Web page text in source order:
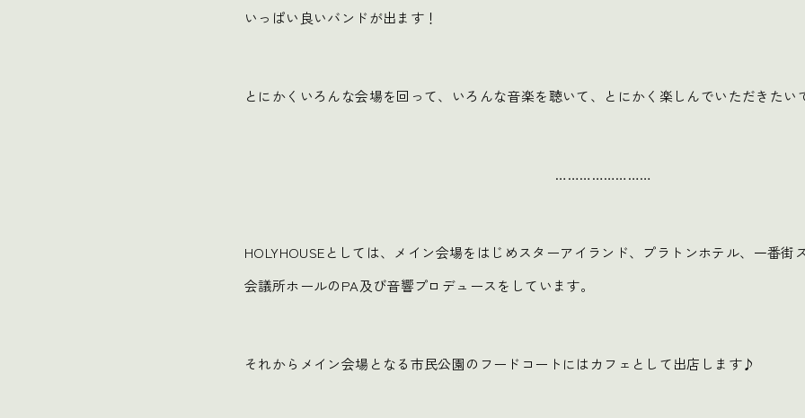
いっぱい良いバンドが出ます！
とにかくいろんな会場を回って、いろんな音楽を聴いて、とにかく楽しんでいただきたい
……………………
HOLYHOUSEとしては、メイン会場をはじめスターアイランド、プラトンホテル、一番街
会議所ホールのPA及び音響プロデュースをしています。
それからメイン会場となる市民公園のフードコートにはカフェとして出店します♪